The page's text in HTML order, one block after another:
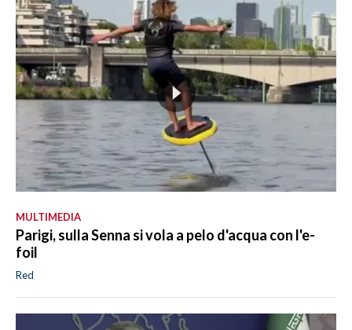
MULTIMEDIA
Parigi, sulla Senna si vola a pelo d'acqua con l'e-
foil
Red